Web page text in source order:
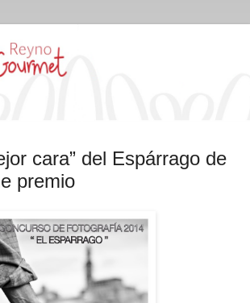
cara” del Espárrago de
premio